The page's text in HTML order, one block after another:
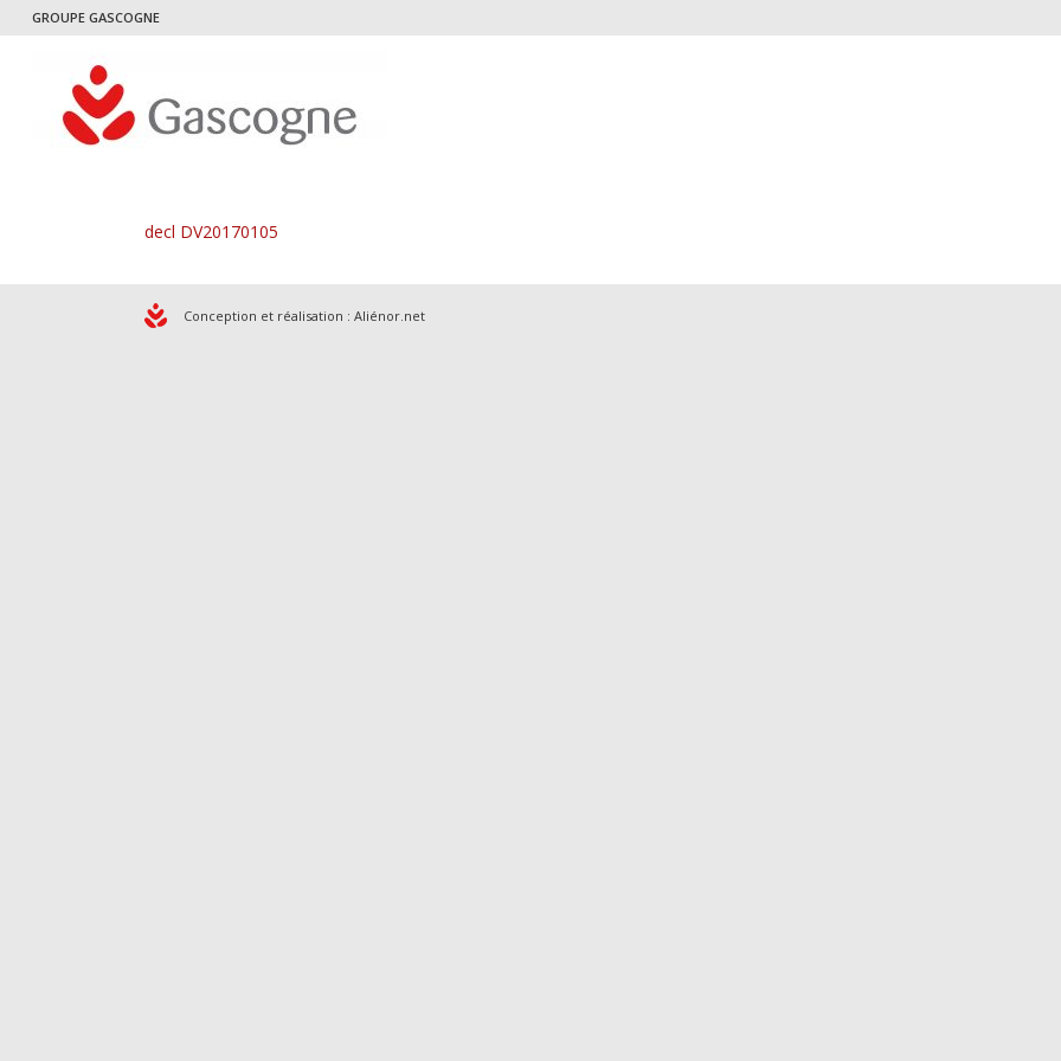
GROUPE GASCOGNE
decl DV20170105
Conception et réalisation : Aliénor.net